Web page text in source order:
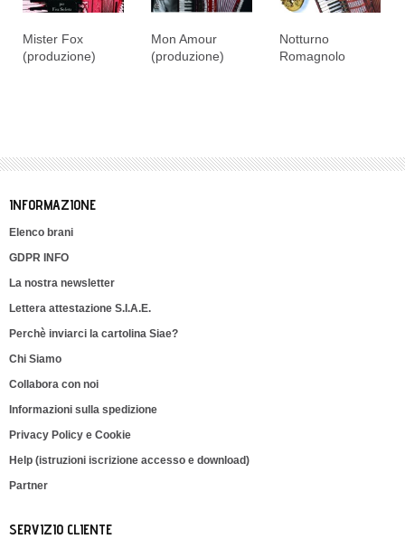
Mister Fox
(produzione)
Mon Amour
(produzione)
Notturno
Romagnolo
INFORMAZIONE
Elenco brani
GDPR INFO
La nostra newsletter
Lettera attestazione S.I.A.E.
Perchè inviarci la cartolina Siae?
Chi Siamo
Collabora con noi
Informazioni sulla spedizione
Privacy Policy e Cookie
Help (istruzioni iscrizione accesso e download)
Partner
SERVIZIO CLIENTE